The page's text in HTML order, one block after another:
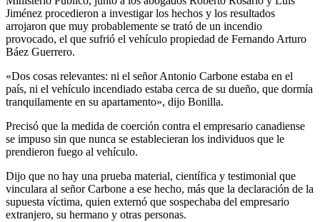
Jiménez procedieron a investigar los hechos y los resultados
arrojaron que muy probablemente se trató de un incendio
provocado, el que sufrió el vehículo propiedad de Fernando Arturo
Báez Guerrero.
«Dos cosas relevantes: ni el señor Antonio Carbone estaba en el
país, ni el vehículo incendiado estaba cerca de su dueño, que dormía
tranquilamente en su apartamento», dijo Bonilla.
Precisó que la medida de coerción contra el empresario canadiense
se impuso sin que nunca se establecieran los individuos que le
prendieron fuego al vehículo.
Dijo que no hay una prueba material, científica y testimonial que
vinculara al señor Carbone a ese hecho, más que la declaración de la
supuesta víctima, quien externó que sospechaba del empresario
extranjero, su hermano y otras personas.